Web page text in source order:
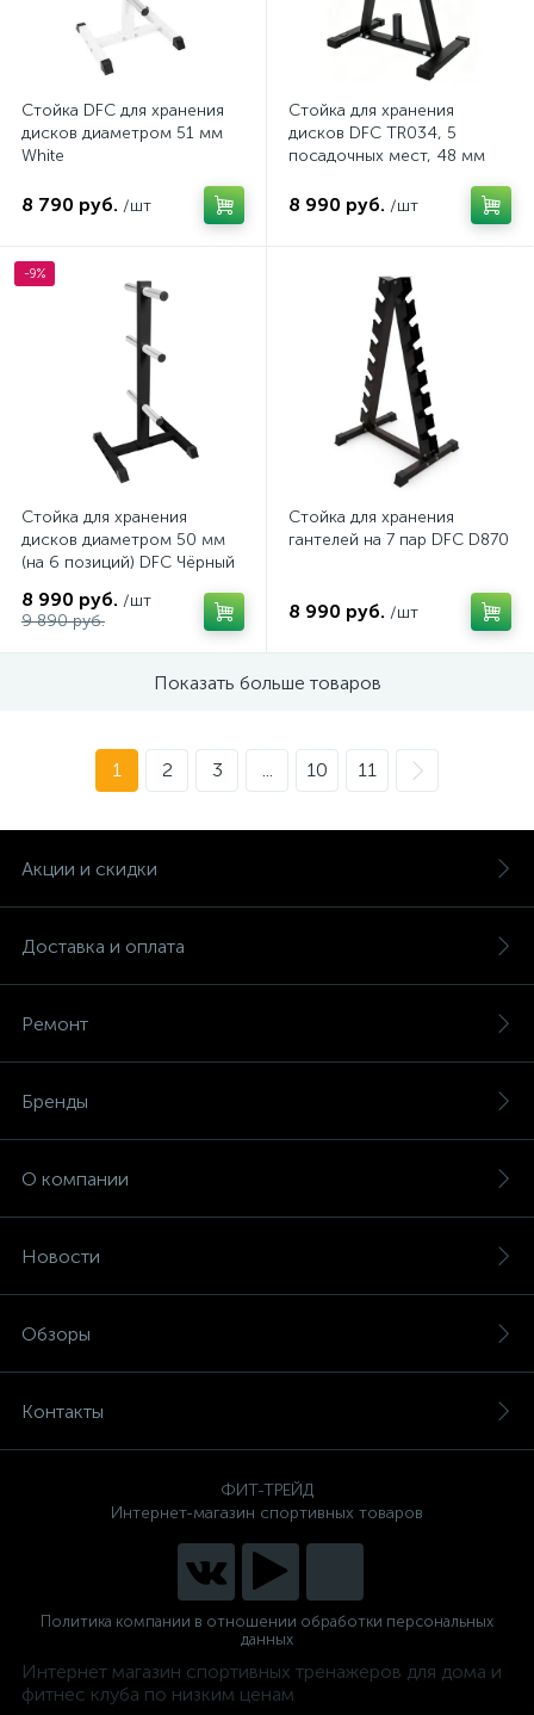
Стойка DFC для хранения
дисков диаметром 51 мм
White
8 790 руб. /шт
Стойка для хранения
дисков DFC TR034, 5
посадочных мест, 48 мм
8 990 руб. /шт
-9%
Стойка для хранения
дисков диаметром 50 мм
(на 6 позиций) DFC Чёрный
8 990 руб. /шт
9 890 руб.
Стойка для хранения
гантелей на 7 пар DFC D870
8 990 руб. /шт
Показать больше товаров
1 2 3 ... 10 11
Акции и скидки
Доставка и оплата
Ремонт
Бренды
О компании
Новости
Обзоры
Контакты
ФИТ-ТРЕЙД
Интернет-магазин спортивных товаров
Политика компании в отношении обработки персональных
данных
Интернет магазин спортивных тренажеров для дома и
фитнес клуба по низким ценам